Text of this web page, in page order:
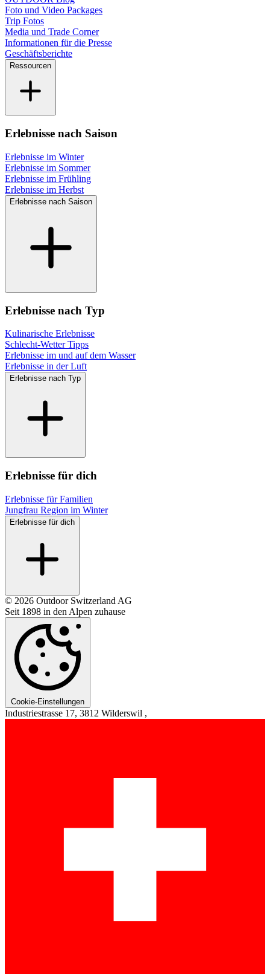
Foto und Video Packages
Trip Fotos
Media und Trade Corner
Informationen für die Presse
Geschäftsberichte
Ressourcen
Erlebnisse nach Saison
Erlebnisse im Winter
Erlebnisse im Sommer
Erlebnisse im Frühling
Erlebnisse im Herbst
Erlebnisse nach Saison
Erlebnisse nach Typ
Kulinarische Erlebnisse
Schlecht-Wetter Tipps
Erlebnisse im und auf dem Wasser
Erlebnisse in der Luft
Erlebnisse nach Typ
Erlebnisse für dich
Erlebnisse für Familien
Jungfrau Region im Winter
Erlebnisse für dich
© 2026 Outdoor Switzerland AG
Seit 1898 in den Alpen zuhause
Cookie-Einstellungen
Industriestrasse 17, 3812 Wilderswil ,